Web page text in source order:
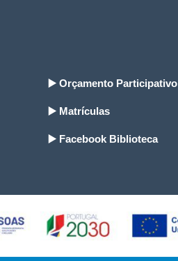
▶️ Orçamento Participativo
▶️ Matrículas
▶️ Facebook Biblioteca